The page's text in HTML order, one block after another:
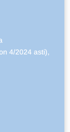
4/2024 asti),